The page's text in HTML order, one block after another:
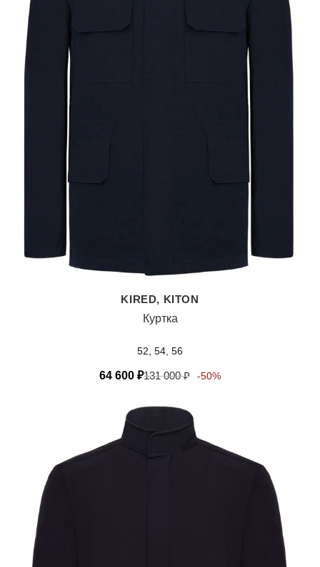
KIRED, KITON
Куртка
52, 54, 56
64 600 ₽131 000₽ -50%